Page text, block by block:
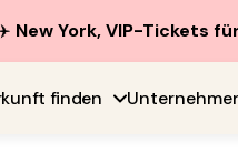
New York, VIP-Tickets
finden